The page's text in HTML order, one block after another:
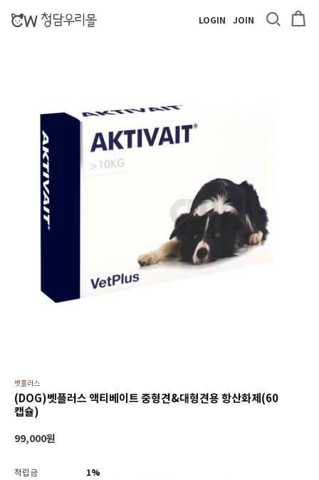
LOGIN JOIN
벳플러스
(DOG)벳플러스 액티베이트 중형견&대형견용 항산화제(60
캡슐)
99,000원
적립금
1%